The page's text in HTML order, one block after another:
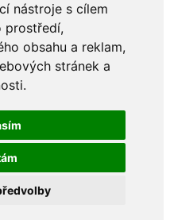
nástroje s cílem
prostředí,
obsahu a reklam,
stránek a